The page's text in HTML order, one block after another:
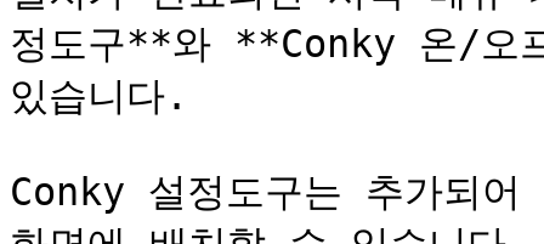
정도구**와 **Conky 온/오
있습니다.
Conky 설정도구는 추가되